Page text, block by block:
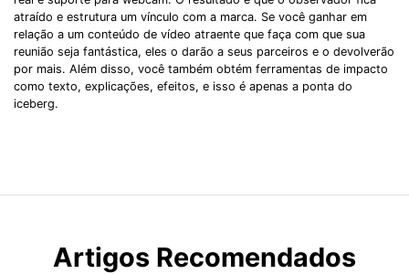
atraído e estrutura um vínculo com a marca. Se você ganhar em
relação a um conteúdo de vídeo atraente que faça com que sua
reunião seja fantástica, eles o darão a seus parceiros e o devolverão
por mais. Além disso, você também obtém ferramentas de impacto
como texto, explicações, efeitos, e isso é apenas a ponta do
iceberg.
Artigos Recomendados